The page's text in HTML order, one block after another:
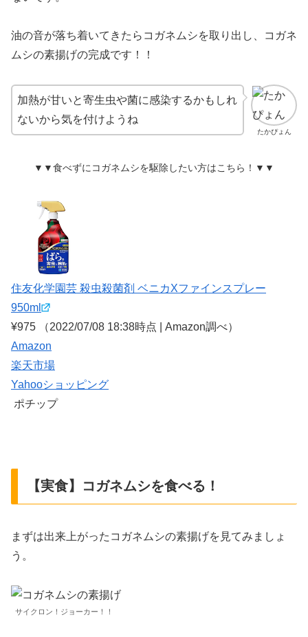
油の音が落ち着いてきたらコガネムシを取り出し、コガネ
ムシの素揚げの完成です！！
たかぴょん
加熱が甘いと寄生虫や菌に感染するかもしれ
ないから気を付けようね
▼▼食べずにコガネムシを駆除したい方はこちら！▼▼
住友化学園芸 殺虫殺菌剤 ベニカXファインスプレー
950ml
¥975
（2022/07/08 18:38時点 | Amazon調べ）
Amazon
楽天市場
Yahooショッピング
ポチップ
【実食】コガネムシを食べる！
まずは出来上がったコガネムシの素揚げを見てみましょ
う。
サイクロン！ジョーカー！！